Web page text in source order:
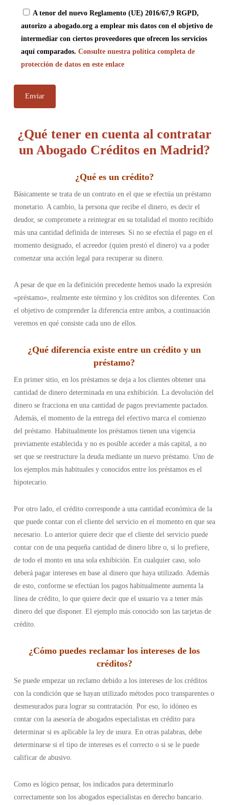
A tenor del nuevo Reglamento (UE) 2016/67,9 RGPD,
autorizo a abogado.org a emplear mis datos con el objetivo de
intermediar con ciertos proveedores que ofrecen los servicios
aquí comparados. Consulte nuestra política completa de
protección de datos en este enlace
¿Qué tener en cuenta al contratar
un Abogado Créditos en Madrid?
¿Qué es un crédito?
Básicamente se trata de un contrato en el que se efectúa un préstamo
monetario. A cambio, la persona que recibe el dinero, es decir el
deudor, se compromete a reintegrar en su totalidad el monto recibido
más una cantidad definida de intereses. Si no se efectúa el pago en el
momento designado, el acreedor (quien prestó el dinero) va a poder
comenzar una acción legal para recuperar su dinero.
A pesar de que en la definición precedente hemos usado la expresión
«préstamo», realmente este término y los créditos son diferentes. Con
el objetivo de comprender la diferencia entre ambos, a continuación
veremos en qué consiste cada uno de ellos.
¿Qué diferencia existe entre un crédito y un
préstamo?
En primer sitio, en los préstamos se deja a los clientes obtener una
cantidad de dinero determinada en una exhibición. La devolución del
dinero se fracciona en una cantidad de pagos previamente pactados.
Además, el momento de la entrega del efectivo marca el comienzo
del préstamo. Habitualmente los préstamos tienen una vigencia
previamente establecida y no es posible acceder a más capital, a no
ser que se reestructure la deuda mediante un nuevo préstamo. Uno de
los ejemplos más habituales y conocidos entre los préstamos es el
hipotecario.
Por otro lado, el crédito corresponde a una cantidad económica de la
que puede contar con el cliente del servicio en el momento en que sea
necesario. Lo anterior quiere decir que el cliente del servicio puede
contar con de una pequeña cantidad de dinero libre o, si lo prefiere,
de todo el monto en una sola exhibición. En cualquier caso, solo
deberá pagar intereses en base al dinero que haya utilizado. Además
de esto, conforme se efectúan los pagos habitualmente aumenta la
línea de crédito, lo que quiere decir que el usuario va a tener más
dinero del que disponer. El ejemplo más conocido son las tarjetas de
crédito.
¿Cómo puedes reclamar los intereses de los
créditos?
Se puede empezar un reclamo debido a los intereses de los créditos
con la condición que se hayan utilizado métodos poco transparentes o
desmesurados para lograr su contratación. Por eso, lo idóneo es
contar con la asesoría de abogados especialistas en crédito para
determinar si es aplicable la ley de usura. En otras palabras, debe
determinarse si el tipo de intereses es el correcto o si se le puede
calificar de abusivo.
Como es lógico pensar, los indicados para determinarlo
correctamente son los abogados especialistas en derecho bancario.